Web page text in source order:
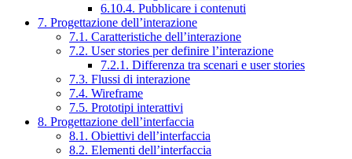
6.10.4. Pubblicare i contenuti
7. Progettazione dell’interazione
7.1. Caratteristiche dell’interazione
7.2. User stories per definire l’interazione
7.2.1. Differenza tra scenari e user stories
7.3. Flussi di interazione
7.4. Wireframe
7.5. Prototipi interattivi
8. Progettazione dell’interfaccia
8.1. Obiettivi dell’interfaccia
8.2. Elementi dell’interfaccia